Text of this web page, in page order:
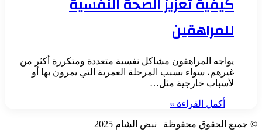
كيفية تعزيز الصحة النفسية
للمراهقين
يواجه المراهقون مشاكل نفسية متعددة ومتكررة أكثر من
غيرهم، سواء بسبب المرحلة العمرية التي يمرون بها أو
لأسباب خارجية مثل…
أكمل القراءة »
© جميع الحقوق محفوظة | نبض الشام 2025